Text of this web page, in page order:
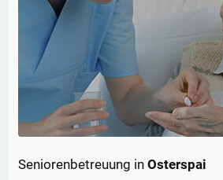
Seniorenbetreuung in Osterspai